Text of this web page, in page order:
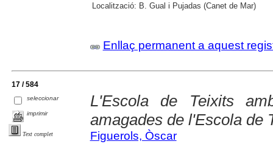
Localització: B. Gual i Pujadas (Canet de Mar)
Enllaç permanent a aquest
17 / 584
seleccionar
imprimir
Text complet
L'Escola de Teixits
amagades de l'Escola de
Figuerols, Òscar